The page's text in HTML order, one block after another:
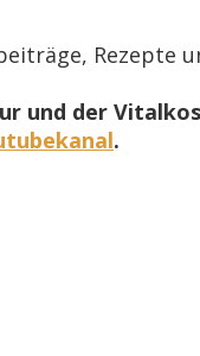
Rezepte
und der
.